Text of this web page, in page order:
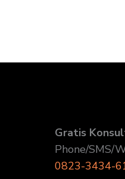
Gratis
Phone/SMS/
0823-3434-